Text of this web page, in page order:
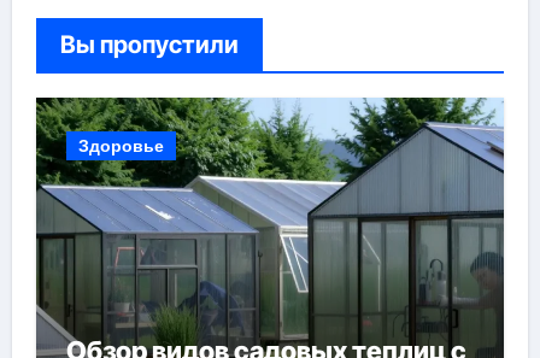
Вы пропустили
Здоровье
Обзор видов садовых теплиц с